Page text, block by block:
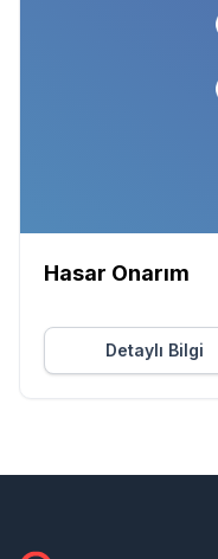
Hasar Onarım
Detaylı Bilgi